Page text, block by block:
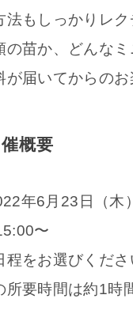
法もしっかりレク
の苗か、どんな
届いてからのお
概要
年6月23日（木
〜
をお選びくださ
要時間は約1時